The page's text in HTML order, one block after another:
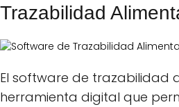
Trazabilidad
El software de trazabilidad
herramienta digital que